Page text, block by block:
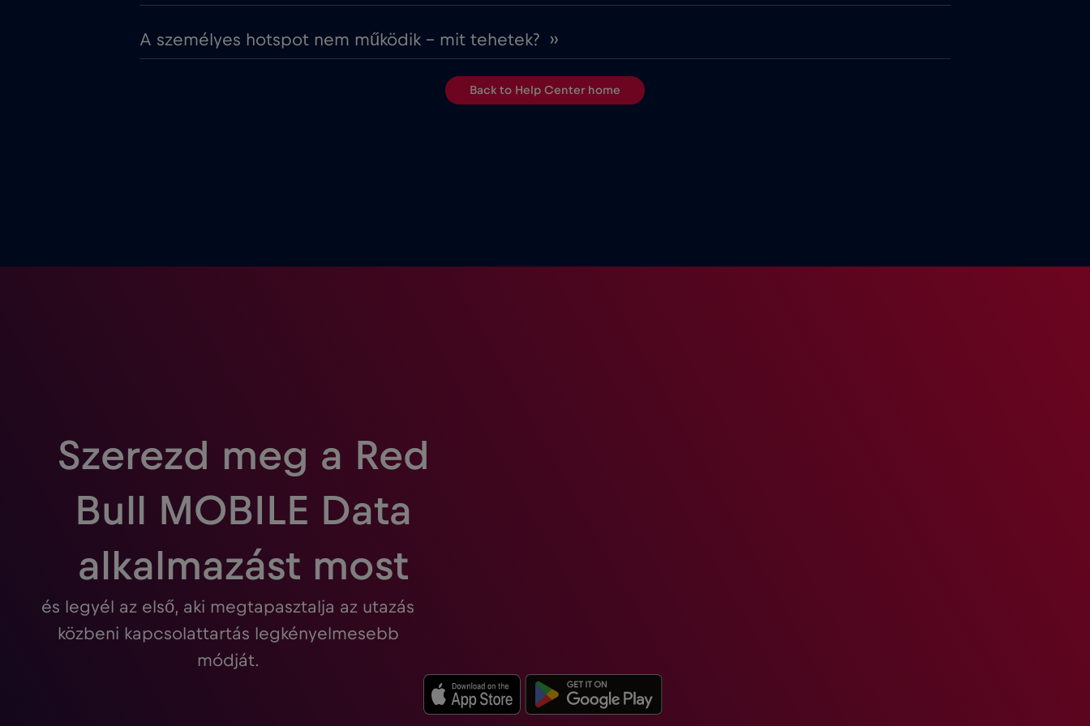
A személyes hotspot nem működik – mit tehetek? ››
Back to Help Center home
Szerezd meg a Red
Bull MOBILE Data
alkalmazást most
és legyél az első, aki megtapasztalja az utazás
közbeni kapcsolattartás legkényelmesebb
módját.